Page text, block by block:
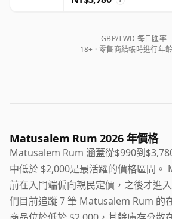
GBP/TWD 每日匯率
18+ · 零售商結帳時進行年
Matusalem Rum 2026 年價格
Matusalem Rum 涵蓋從$990到
中低於 $2,000是最活躍的價格區間。
前在入門端偏向親民定價，之後才進
們目前追蹤 7 筆 Matusalem Rum 的